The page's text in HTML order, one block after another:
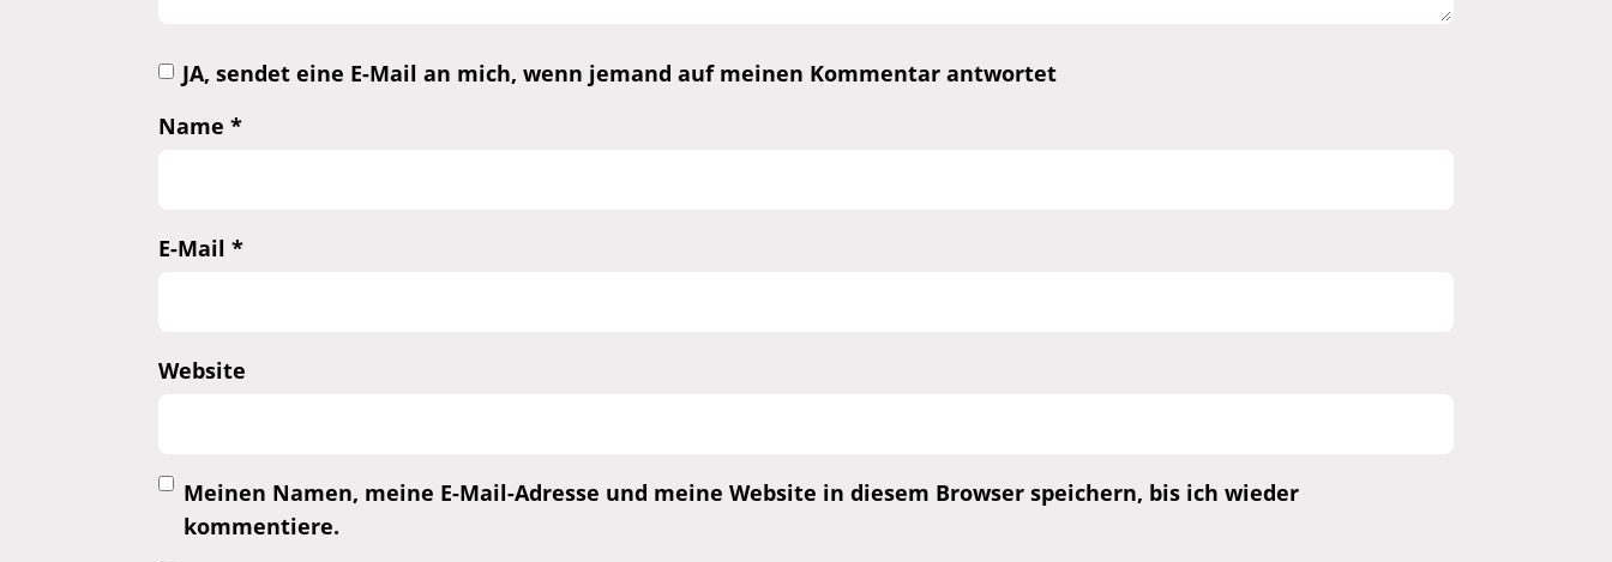
JA, sendet eine E-Mail an mich, wenn jemand auf meinen Kommentar antwortet
Name *
E-Mail *
Website
Meinen Namen, meine E-Mail-Adresse und meine Website in diesem Browser speichern, bis ich wieder
kommentiere.